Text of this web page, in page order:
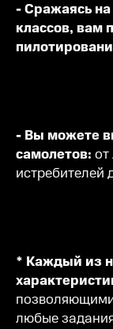
- Сражаясь
классов, вам
- Вы можете
самолетов:
* Каждый из
любые